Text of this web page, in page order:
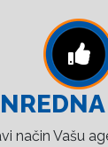
način Vašu